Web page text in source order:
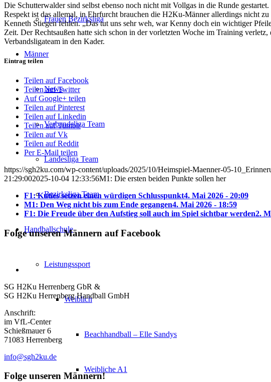
Frauen Bezirksliga
Männer
News
Verbandsliga Team
Landesliga Team
Bezirksliga Team
Handballschule
Leistungssport
Weiblich
Beachhandball – Elle Sandys
Weibliche A1
Die Schutterwalder sind selbst ebenso noch nicht mit Vollgas in die Runde
Respekt ist das allemal, in Ehrfurcht brauchen die H2Ku-Männer allerdings nicht
Kenneth Stiegen fehlen. „Das tut uns sehr weh, war Kenny doch ein wichtiger
Zeit. Der Rechtsaußen hatte sich schon in der vorletzten Woche im Training
Verbandsligateam in den Kader.
Eintrag teilen
Teilen auf Facebook
Teilen auf Twitter
Auf Google+ teilen
Teilen auf Pinterest
Teilen auf Linkedin
Teilen auf Tumblr
Teilen auf Vk
Teilen auf Reddit
Per E-Mail teilen
https://sgh2ku.com/wp-content/uploads/2025/10/Heimspiel-Maenner-05-
21:29:002025-10-04 12:33:56M1: Die ersten beiden Punkte sollen her
F1: Kuties setzen einen würdigen Schlusspunkt4. Mai 2026 - 20:09
M1: Den Weg nicht bis zum Ende gegangen4. Mai 2026 - 18:59
F1: Die Freude über den Aufstieg soll auch im Spiel sichtbar werden2.
Folge unseren Männern auf Facebook
SG H2Ku Herrenberg GbR &
SG H2Ku Herrenberg Handball GmbH
Anschrift:
im VfL-Center
Schießmauer 6
71083 Herrenberg
info@sgh2ku.de
Folge unseren Männern!